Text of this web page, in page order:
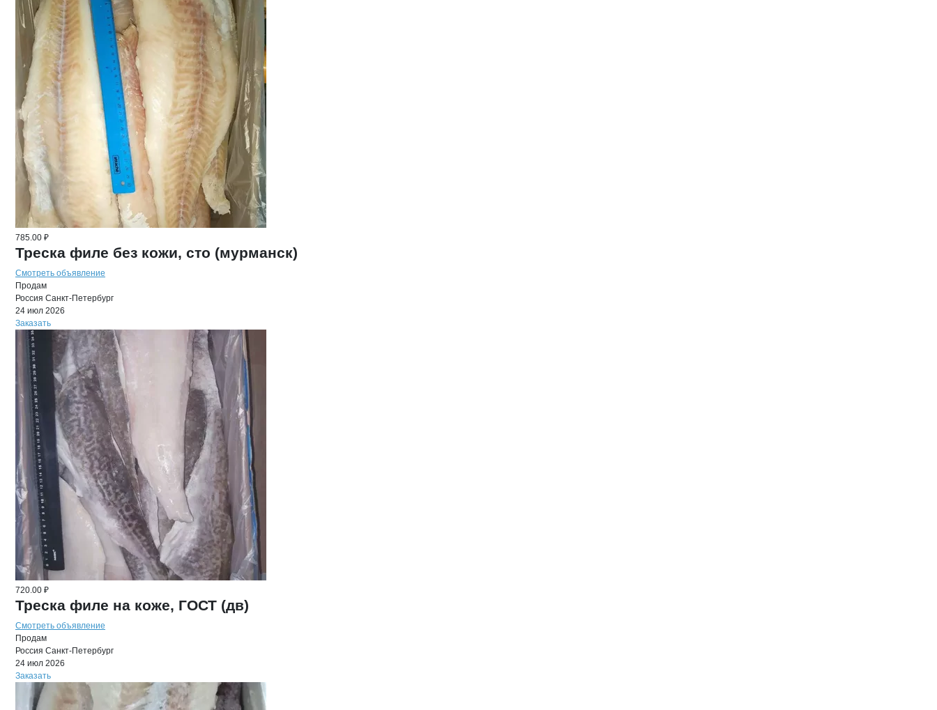
785.00 ₽
Треска филе без кожи, сто (мурманск)
Смотреть объявление
Продам
Россия Санкт-Петербург
24 июл 2026
Заказать
720.00 ₽
Треска филе на коже, ГОСТ (дв)
Смотреть объявление
Продам
Россия Санкт-Петербург
24 июл 2026
Заказать